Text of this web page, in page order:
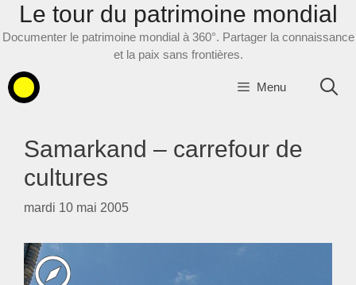
AllerLe tour du patrimoine mondial
Documenter le patrimoine mondial à 360°. Partager la connaissance
et la paix sans frontières.
Menu
Samarkand – carrefour de
cultures
mardi 10 mai 2005